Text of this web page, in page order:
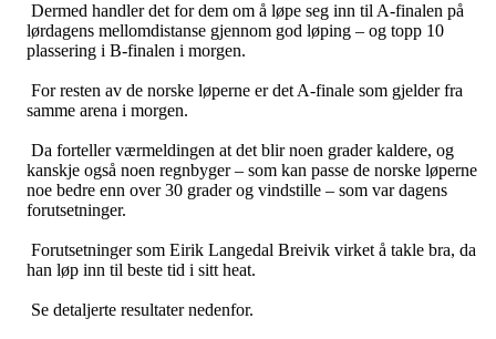
Dermed handler det for dem om å løpe seg inn til A-finalen på
lørdagens mellomdistanse gjennom god løping – og topp 10
plassering i B-finalen i morgen.
For resten av de norske løperne er det A-finale som gjelder fra
samme arena i morgen.
Da forteller værmeldingen at det blir noen grader kaldere, og
kanskje også noen regnbyger – som kan passe de norske løperne
noe bedre enn over 30 grader og vindstille – som var dagens
forutsetninger.
Forutsetninger som Eirik Langedal Breivik virket å takle bra, da
han løp inn til beste tid i sitt heat.
Se detaljerte resultater nedenfor.